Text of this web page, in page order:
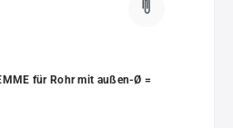
für Rohr mit außen-Ø =